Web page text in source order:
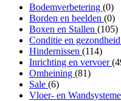
Bodemverbetering (0)
Borden en beelden (0)
Boxen en Stallen (105)
Conditie en gezondheid
Hindernissen (114)
Inrichting en vervoer
Omheining (81)
Sale (6)
Vloer- en